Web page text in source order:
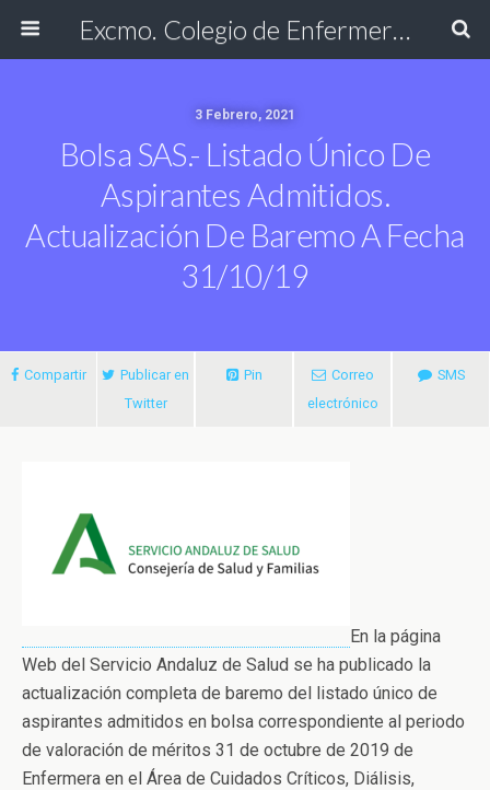
Excmo. Colegio de Enfermería de Cádiz
3 Febrero, 2021
Bolsa SAS.- Listado Único De
Aspirantes Admitidos.
Actualización De Baremo A Fecha
31/10/19
Compartir
Publicar en
Twitter
Pin
Correo
electrónico
SMS
En la página
Web del Servicio Andaluz de Salud se ha publicado la
actualización completa de baremo del listado único de
aspirantes admitidos en bolsa correspondiente al periodo
de valoración de méritos 31 de octubre de 2019 de
Enfermera en el Área de Cuidados Críticos, Diálisis,